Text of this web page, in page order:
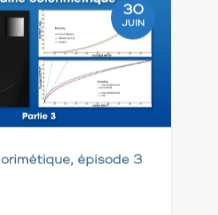
30
JUIN
épisode 3